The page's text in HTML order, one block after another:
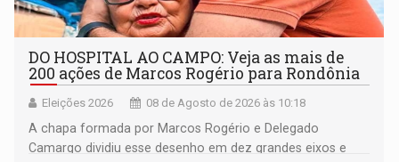
DO HOSPITAL AO CAMPO: Veja as mais de
200 ações de Marcos Rogério para Rondônia
Eleições 2026 08 de Agosto de 2026 às 10:18
A chapa formada por Marcos Rogério e Delegado
Camargo dividiu esse desenho em dez grandes eixos e